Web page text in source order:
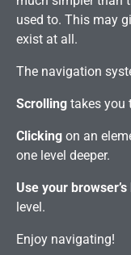
used to. This may
exist at all.
The navigation
Scrolling takes you
Clicking on an
one level deeper.
Use your
level.
Enjoy navigating!